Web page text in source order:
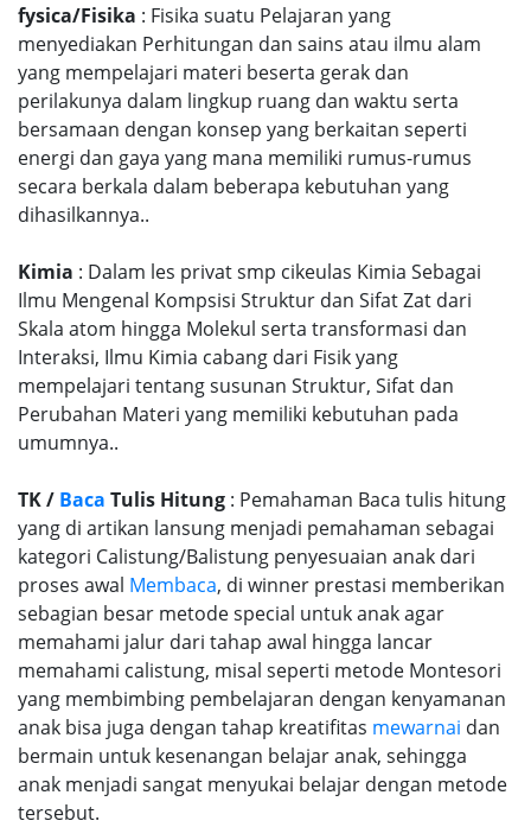
fysica/Fisika : Fisika suatu Pelajaran yang
menyediakan Perhitungan dan sains atau ilmu alam
yang mempelajari materi beserta gerak dan
perilakunya dalam lingkup ruang dan waktu serta
bersamaan dengan konsep yang berkaitan seperti
energi dan gaya yang mana memiliki rumus-rumus
secara berkala dalam beberapa kebutuhan yang
dihasilkannya..
Kimia : Dalam les privat smp cikeulas Kimia Sebagai
Ilmu Mengenal Kompsisi Struktur dan Sifat Zat dari
Skala atom hingga Molekul serta transformasi dan
Interaksi, Ilmu Kimia cabang dari Fisik yang
mempelajari tentang susunan Struktur, Sifat dan
Perubahan Materi yang memiliki kebutuhan pada
umumnya..
TK / Baca Tulis Hitung : Pemahaman Baca tulis hitung
yang di artikan lansung menjadi pemahaman sebagai
kategori Calistung/Balistung penyesuaian anak dari
proses awal Membaca, di winner prestasi memberikan
sebagian besar metode special untuk anak agar
memahami jalur dari tahap awal hingga lancar
memahami calistung, misal seperti metode Montesori
yang membimbing pembelajaran dengan kenyamanan
anak bisa juga dengan tahap kreatifitas mewarnai dan
bermain untuk kesenangan belajar anak, sehingga
anak menjadi sangat menyukai belajar dengan metode
tersebut.